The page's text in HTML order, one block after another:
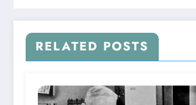
RELATED POSTS